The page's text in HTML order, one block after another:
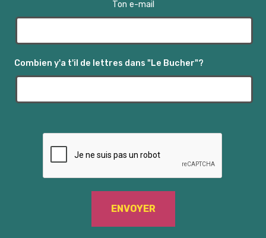
Ton e-mail
Combien y'a t'il de lettres dans "Le Bucher"?